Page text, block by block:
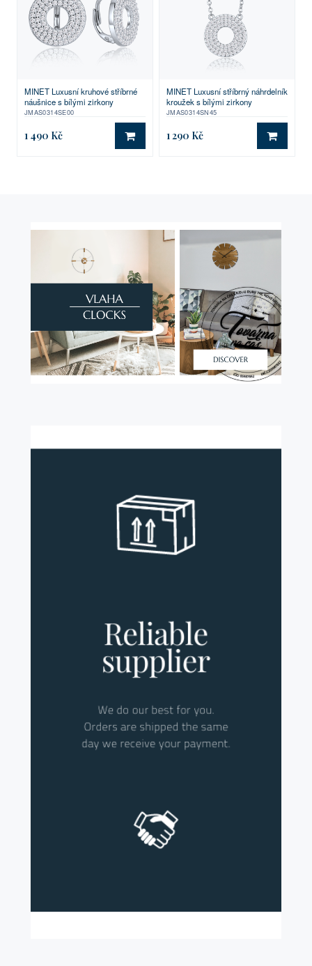
MINET Luxusní kruhové stříbrné
náušnice s bílými zirkony
JMAS0314SE00
1 490 Kč DO KOŠÍKU
MINET Luxusní stříbrný náhrdelník
kroužek s bílými zirkony
JMAS0314SN45
1 290 Kč DO